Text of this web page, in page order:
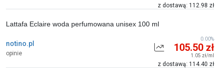
z dostawą: 112.98 zł
notino.pl
opinie
Lattafa Eclaire woda perfumowana unisex 100 ml
105.50 zł
1.05 zł/ml
z dostawą: 114.40 zł
0.00%